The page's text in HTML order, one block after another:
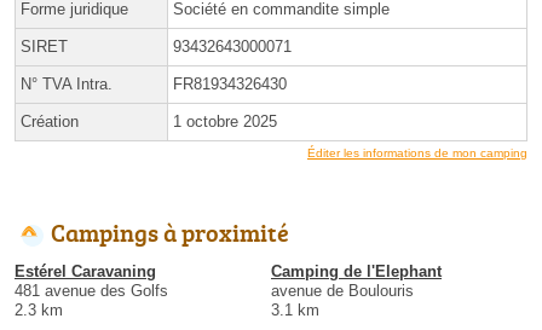
Forme juridique Société en commandite simple
SIRET 93432643000071
N° TVA Intra. FR81934326430
Création 1 octobre 2025
Éditer les informations de mon camping
Campings à proximité
Estérel Caravaning
481 avenue des Golfs
2.3 km
Camping de l'Elephant
avenue de Boulouris
3.1 km